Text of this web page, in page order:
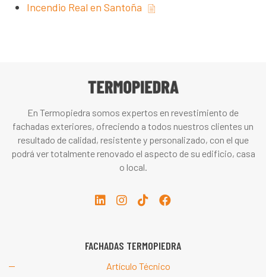
Incendio Real en Santoña
En Termopiedra somos expertos en revestimiento de
fachadas exteriores, ofreciendo a todos nuestros clientes un
resultado de calidad, resistente y personalizado, con el que
podrá ver totalmente renovado el aspecto de su edificio, casa
o local.
FACHADAS TERMOPIEDRA
Artículo Técnico